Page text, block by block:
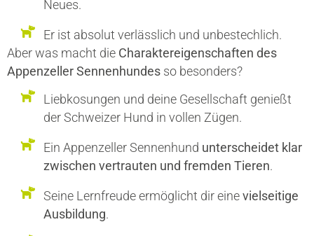
Neues.
Er ist absolut verlässlich und unbestechlich.
Aber was macht die Charaktereigenschaften des
Appenzeller Sennenhundes so besonders?
Liebkosungen und deine Gesellschaft genießt
der Schweizer Hund in vollen Zügen.
Ein Appenzeller Sennenhund unterscheidet klar
zwischen vertrauten und fremden Tieren.
Seine Lernfreude ermöglicht dir einevielseitige
Ausbildung.